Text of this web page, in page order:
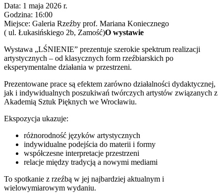
Data: 1 maja 2026 r.
Godzina: 16:00
Miejsce: Galeria Rzeźby prof. Mariana Koniecznego
( ul. Łukasińskiego 2b, Zamość)O wystawie
Wystawa „LŚNIENIE” prezentuje szerokie spektrum realizacji
artystycznych – od klasycznych form rzeźbiarskich po
eksperymentalne działania w przestrzeni.
Prezentowane prace są efektem zarówno działalności dydaktycznej,
jak i indywidualnych poszukiwań twórczych artystów związanych z
Akademią Sztuk Pięknych we Wrocławiu.
Ekspozycja ukazuje:
różnorodność języków artystycznych
indywidualne podejścia do materii i formy
współczesne interpretacje przestrzeni
relacje między tradycją a nowymi mediami
To spotkanie z rzeźbą w jej najbardziej aktualnym i
wielowymiarowym wydaniu.